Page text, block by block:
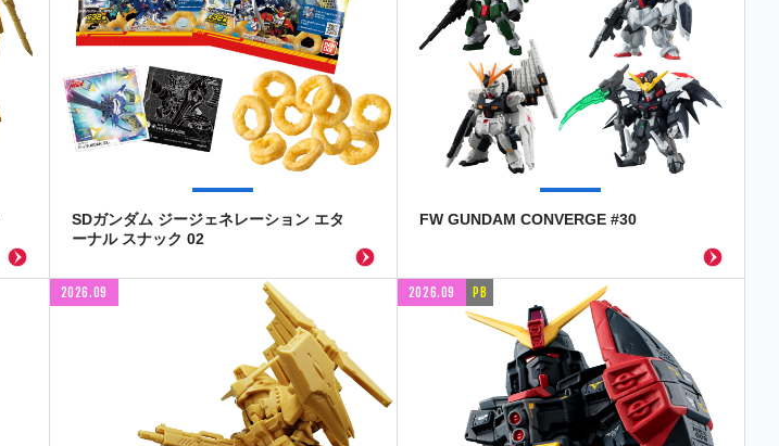
SDガンダム ジージェネレーション エタ
ーナル スナック 02
FW GUNDAM CONVERGE #30
2026.09 2026.09 PB